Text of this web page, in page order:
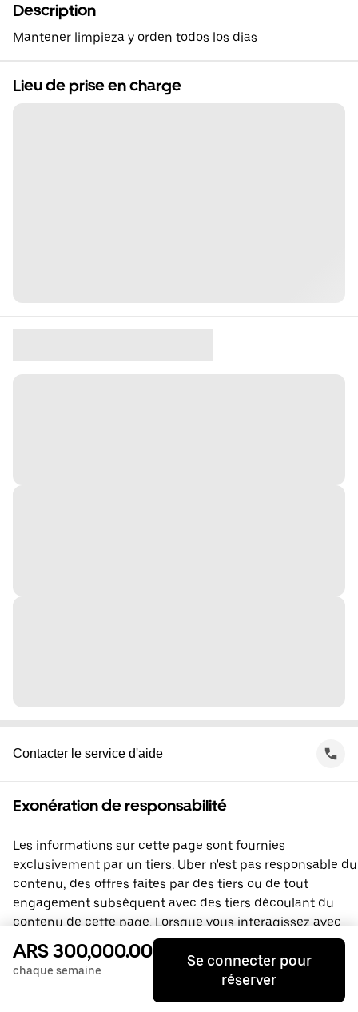
Description
Mantener limpieza y orden todos los dias
Lieu de prise en charge
Contacter le service d'aide
Exonération de responsabilité
Les informations sur cette page sont fournies
exclusivement par un tiers. Uber n'est pas responsable du
contenu, des offres faites par des tiers ou de tout
engagement subséquent avec des tiers découlant du
contenu de cette page. Lorsque vous interagissez avec
un tiers, vous concluez une entente directement avec lui,
à laquelle Uber ne prend pas part. Si vous avez des
questions, veuillez contacter directement le tiers.
ARS 300,000.00
chaque semaine
Se connecter pour
réserver